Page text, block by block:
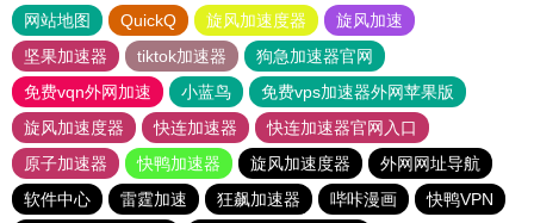
网站地图 QuickQ 旋风加速度器
旋风加速
坚果加速器
tiktok加速器
狗急加速器官网
免费vqn外网加速
小蓝鸟
免费vps加速器外网苹果版
旋风加速度器
快连加速器
快连加速器官网入口
原子加速器
快鸭加速器 旋风加速度器
外网网址导航
软件中心
雷霆加速 狂飙加速器 哔咔漫画
快鸭VPN